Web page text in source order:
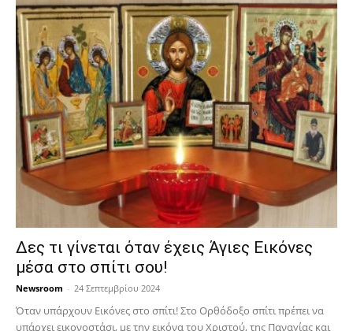
Δες τι γίνεται όταν έχεις Άγιες Εικόνες
μέσα στο σπίτι σου!
Newsroom - 24 Σεπτεμβρίου 2024
Όταν υπάρχουν Εικόνες στο σπίτι! Στο Ορθόδοξο σπίτι πρέπει να
υπάρχει εικονοστάσι, με την εικόνα του Χριστού, της Παν­αγίας και